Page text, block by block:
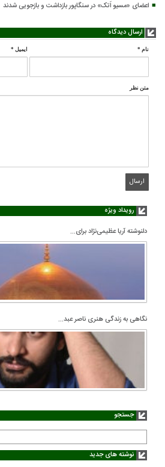
اعضای «مسیو اَتک» در سنگاپور بازداشت و بازجویی شدند
ارسال دیدگاه
نام * ایمیل *
متن نظر
رویداد ویژه
دلنوشته آریا عظیمی‌نژاد برای...
نگاهی به زندگی هنری ناصر عبد...
جستجو
نوشته های جدید